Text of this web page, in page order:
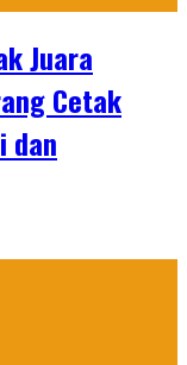
Juara
Cetak
dan